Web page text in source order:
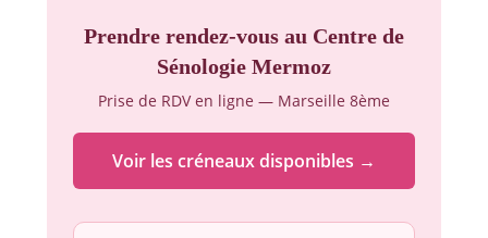
Prendre rendez-vous au Centre de
Sénologie Mermoz
Prise de RDV en ligne — Marseille 8ème
Voir les créneaux disponibles →